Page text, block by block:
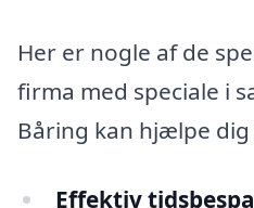
Her er nogle af de
firma med speciale i
Båring kan hjælpe dig
Effektiv